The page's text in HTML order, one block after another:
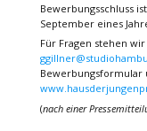
Bewerbungsschluss
September eines
Für Fragen stehen
(nach einer